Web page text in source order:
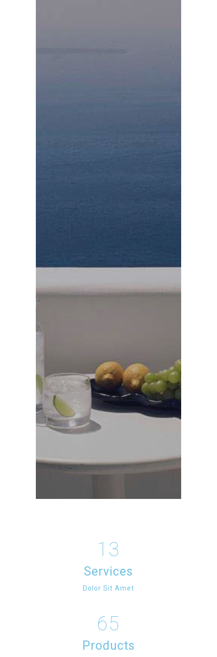
13
Services
Dolor Sit Amet
65
Products